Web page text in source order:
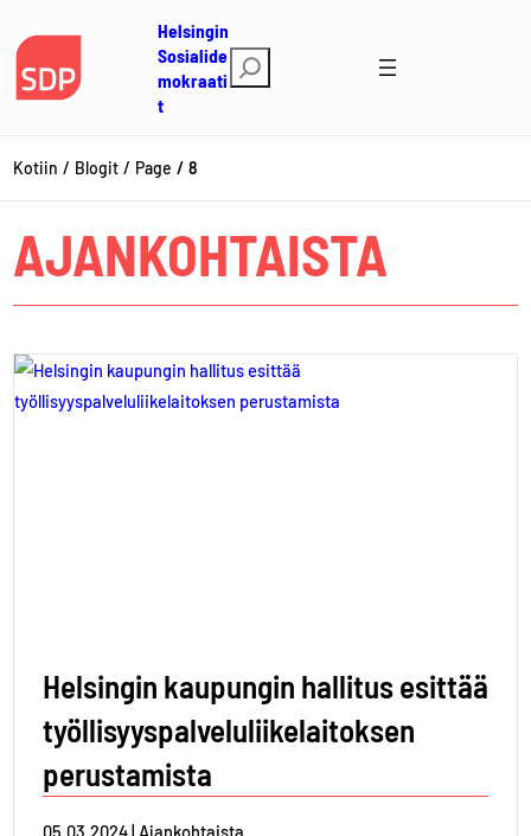
sisältöön
Helsingin
Sosialide
mokraati
t
t
Kotiin Blogit Page 8
AJANKOHTAISTA
Helsingin kaupungin hallitus esittää
työllisyyspalveluliikelaitoksen
perustamista
05.03.2024 | Ajankohtaista